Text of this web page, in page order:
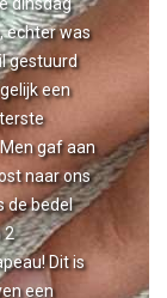
dinsdag
echter was
gestuurd
een
gaf aan
naar ons
de bedel
2
Dit is
een